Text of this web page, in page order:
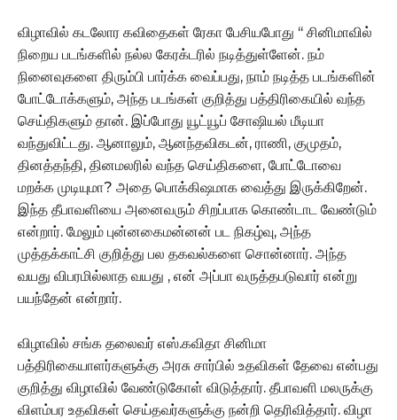
விழாவில் கடலோர கவிதைகள் ரேகா பேசியபோது ‘‘ சினிமாவில்
நிறைய படங்களில் நல்ல கேரக்டரில் நடித்துள்ளேன். நம்
நினைவுகளை திரும்பி பார்க்க வைப்பது, நாம் நடித்த படங்களின்
போட்டோக்களும், அந்த படங்கள் குறித்து பத்திரிகையில் வந்த
செய்திகளும் தான். இப்போது யூட்யூப் சோஷியல் மீடியா
வந்துவிட்டது. ஆனாலும், ஆனந்தவிகடன், ராணி, குமுதம்,
தினத்தந்தி, தினமலரில் வந்த செய்திகளை, போட்டோவை
மறக்க முடியுமா? அதை பொக்கிஷமாக வைத்து இருக்கிறேன்.
இந்த தீபாவளியை அனைவரும் சிறப்பாக கொண்டாட வேண்டும்
என்றார். மேலும் புன்னகைமன்னன் பட நிகழ்வு, அந்த
முத்தக்காட்சி குறித்து பல தகவல்களை சொன்னார். அந்த
வயது விபரமில்லாத வயது , என் அப்பா வருத்தபடுவார் என்று
பயந்தேன் என்றார்.
விழாவில் சங்க தலைவர் எஸ்.கவிதா சினிமா
பத்திரிகையாளர்களுக்கு அரசு சார்பில் உதவிகள் தேவை என்பது
குறித்து விழாவில் வேண்டுகோள் விடுத்தார். தீபாவளி மலருக்கு
விளம்பர உதவிகள் செய்தவர்களுக்கு நன்றி தெரிவித்தார். விழா